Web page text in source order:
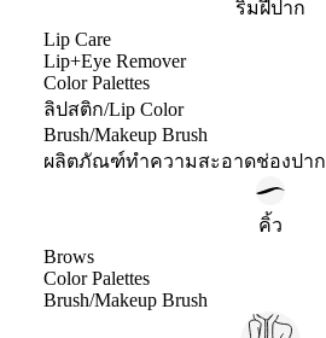
ริมฝีปาก
Lip Care
Lip+Eye Remover
Color Palettes
ลิปสติก/Lip Color
Brush/Makeup Brush
ผลิตภัณฑ์ทำความสะอาดช่องปาก
คิ้ว
Brows
Color Palettes
Brush/Makeup Brush